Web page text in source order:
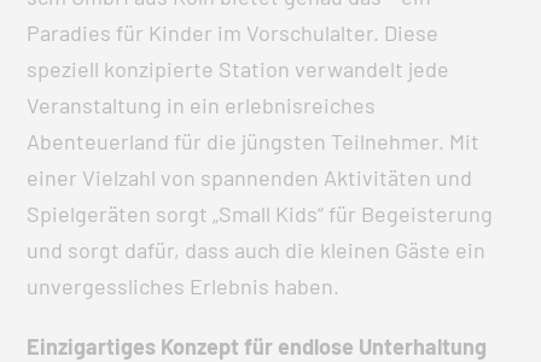
Paradies für Kinder im Vorschulalter. Diese
speziell konzipierte Station verwandelt jede
Veranstaltung in ein erlebnisreiches
Abenteuerland für die jüngsten Teilnehmer. Mit
einer Vielzahl von spannenden Aktivitäten und
Spielgeräten sorgt „Small Kids“ für Begeisterung
und sorgt dafür, dass auch die kleinen Gäste ein
unvergessliches Erlebnis haben.
Einzigartiges Konzept für endlose Unterhaltung